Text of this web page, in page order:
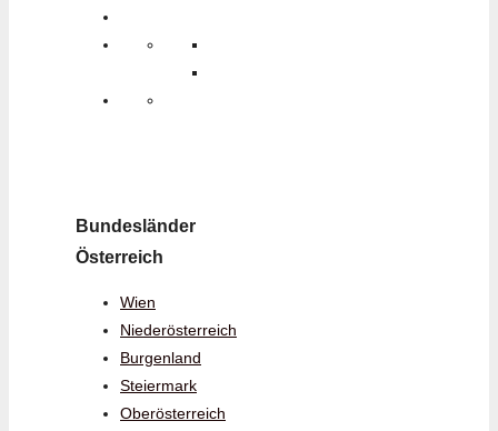
Bundesländer
Österreich
Wien
Niederösterreich
Burgenland
Steiermark
Oberösterreich